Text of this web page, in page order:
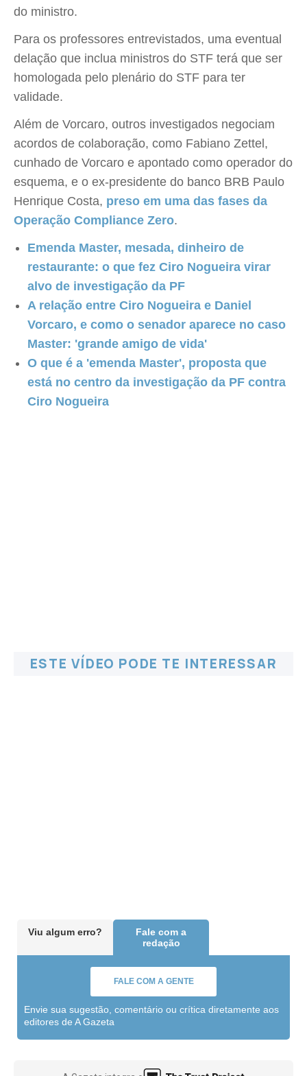
do ministro.
Para os professores entrevistados, uma eventual
delação que inclua ministros do STF terá que ser
homologada pelo plenário do STF para ter
validade.
Além de Vorcaro, outros investigados negociam
acordos de colaboração, como Fabiano Zettel,
cunhado de Vorcaro e apontado como operador do
esquema, e o ex-presidente do banco BRB Paulo
Henrique Costa, preso em uma das fases da
Operação Compliance Zero.
Emenda Master, mesada, dinheiro de
restaurante: o que fez Ciro Nogueira virar
alvo de investigação da PF
A relação entre Ciro Nogueira e Daniel
Vorcaro, e como o senador aparece no caso
Master: 'grande amigo de vida'
O que é a 'emenda Master', proposta que
está no centro da investigação da PF contra
Ciro Nogueira
ESTE VÍDEO PODE TE INTERESSAR
Viu algum erro?
Fale com a
redação
FALE COM A GENTE
Envie sua sugestão, comentário ou crítica diretamente aos
editores de A Gazeta